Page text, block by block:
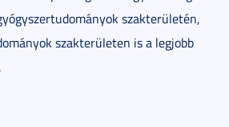
szakterületén,
szakterületen is a legjobb